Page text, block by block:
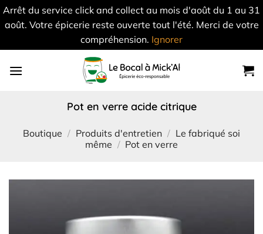
Arrêt du service click and collect au mois d'août du 1 au 31
août. Votre épicerie reste ouverte tout l'été. Merci de votre
compréhension. Ignorer
pot en verre acide citrique
Boutique / Produits d'entretien / Le fabriqué soi
même / Pot en verre